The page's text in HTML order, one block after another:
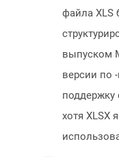
файла XLS
выпуском
версии по
поддержку
хотя XLSX